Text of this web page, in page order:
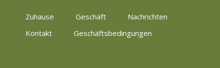
Zuhause Geschäft
Nachrichten
Kontakt
Geschäftsbedingungen